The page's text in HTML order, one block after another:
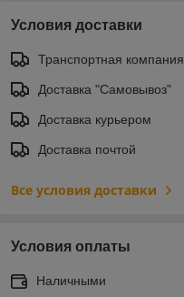
Условия доставки
Транспортная компания
Доставка "Самовывоз"
Доставка курьером
Доставка почтой
Все условия доставки
Условия оплаты
Наличными